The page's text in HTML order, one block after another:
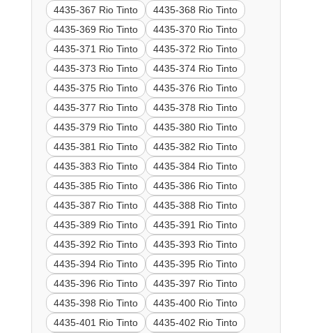
4435-367 Rio Tinto
4435-368 Rio Tinto
4435-369 Rio Tinto
4435-370 Rio Tinto
4435-371 Rio Tinto
4435-372 Rio Tinto
4435-373 Rio Tinto
4435-374 Rio Tinto
4435-375 Rio Tinto
4435-376 Rio Tinto
4435-377 Rio Tinto
4435-378 Rio Tinto
4435-379 Rio Tinto
4435-380 Rio Tinto
4435-381 Rio Tinto
4435-382 Rio Tinto
4435-383 Rio Tinto
4435-384 Rio Tinto
4435-385 Rio Tinto
4435-386 Rio Tinto
4435-387 Rio Tinto
4435-388 Rio Tinto
4435-389 Rio Tinto
4435-391 Rio Tinto
4435-392 Rio Tinto
4435-393 Rio Tinto
4435-394 Rio Tinto
4435-395 Rio Tinto
4435-396 Rio Tinto
4435-397 Rio Tinto
4435-398 Rio Tinto
4435-400 Rio Tinto
4435-401 Rio Tinto
4435-402 Rio Tinto